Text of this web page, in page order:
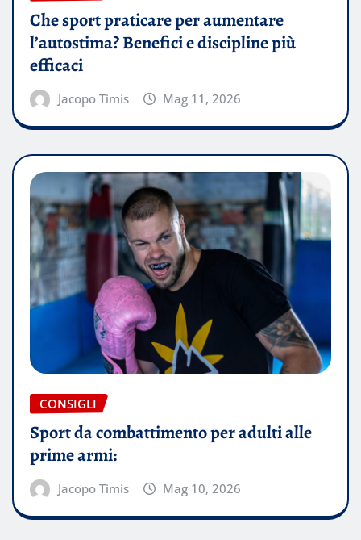
Che sport praticare per aumentare
l’autostima? Benefici e discipline più
efficaci
Jacopo Timis Mag 11, 2026
CONSIGLI
Sport da combattimento per adulti alle
prime armi:
Jacopo Timis Mag 10, 2026